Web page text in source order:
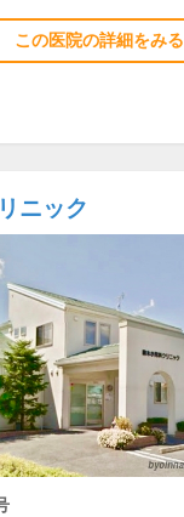
この医院の詳細をみる
ニック